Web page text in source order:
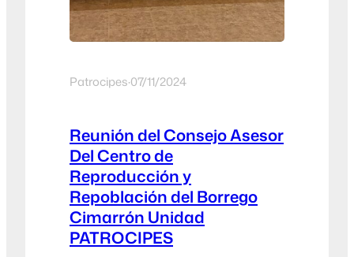
Patrocipes·07/11/2024
Reunión del Consejo Asesor
Del Centro de
Reproducción y
Repoblación del Borrego
Cimarrón Unidad
PATROCIPES